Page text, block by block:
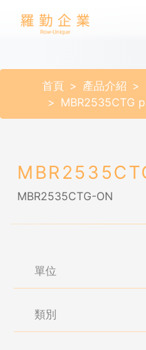
首頁 產品介紹
MBR2535CTG
MBR2535CTG-ON
單位
類別